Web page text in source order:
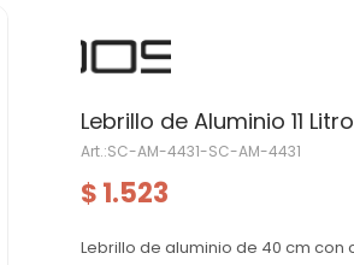
Lebrillo de Aluminio 11
SC-AM-4431-SC-AM-4431
$ 1.523
Lebrillo de aluminio de 40 cm con